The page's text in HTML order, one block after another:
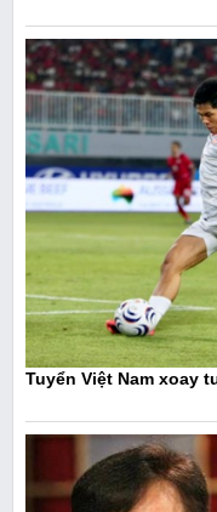
Tuyển Việt Nam xoay